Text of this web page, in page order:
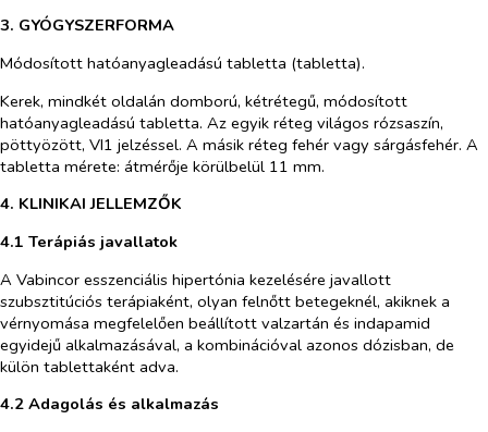
3. GYÓGYSZERFORMA
Módosított hatóanyagleadású tabletta (tabletta).
Kerek, mindkét oldalán domború, kétrétegű, módosított
hatóanyagleadású tabletta. Az egyik réteg világos rózsaszín,
pöttyözött, VI1 jelzéssel. A másik réteg fehér vagy sárgásfehér. A
tabletta mérete: átmérője körülbelül 11 mm.
4. KLINIKAI JELLEMZŐK
4.1 Terápiás javallatok
A Vabincor esszenciális hipertónia kezelésére javallott
szubsztitúciós terápiaként, olyan felnőtt betegeknél, akiknek a
vérnyomása megfelelően beállított valzartán és indapamid
egyidejű alkalmazásával, a kombinációval azonos dózisban, de
külön tablettaként adva.
4.2 Adagolás és alkalmazás